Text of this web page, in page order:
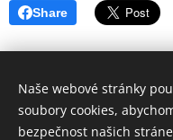
Share
Naše webové stránky
soubory cookies,
bezpečnost našich